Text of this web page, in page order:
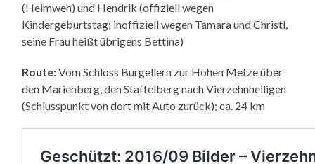
(Heimweh) und Hendrik (offiziell wegen
Kindergeburtstag; inoffiziell wegen Tamara und Christl,
seine Frau heißt übrigens Bettina)
Route:Vom Schloss Burgellern zur Hohen Metze über
den Marienberg, den Staffelberg nach Vierzehnheiligen
(Schlusspunkt von dort mit Auto zurück); ca. 24 km